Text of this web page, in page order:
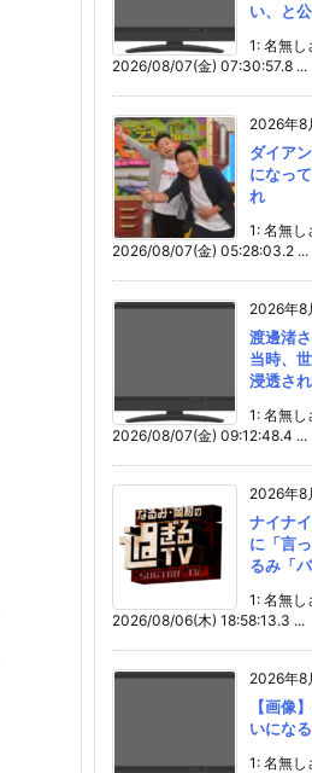
い、と
1: 名無し
2026/08/07(金) 07:30:57.8 ...
2026年8
ダイア
になっ
れ
1: 名無し
2026/08/07(金) 05:28:03.2 ...
2026年8
渡邊渚
当時、
浸透さ
1: 名無し
2026/08/07(金) 09:12:48.4 ...
2026年8
ナイナ
に「言
るみ「
1: 名無し
2026/08/06(木) 18:58:13.3 ...
2026年8
【画像
いになる
1: 名無し